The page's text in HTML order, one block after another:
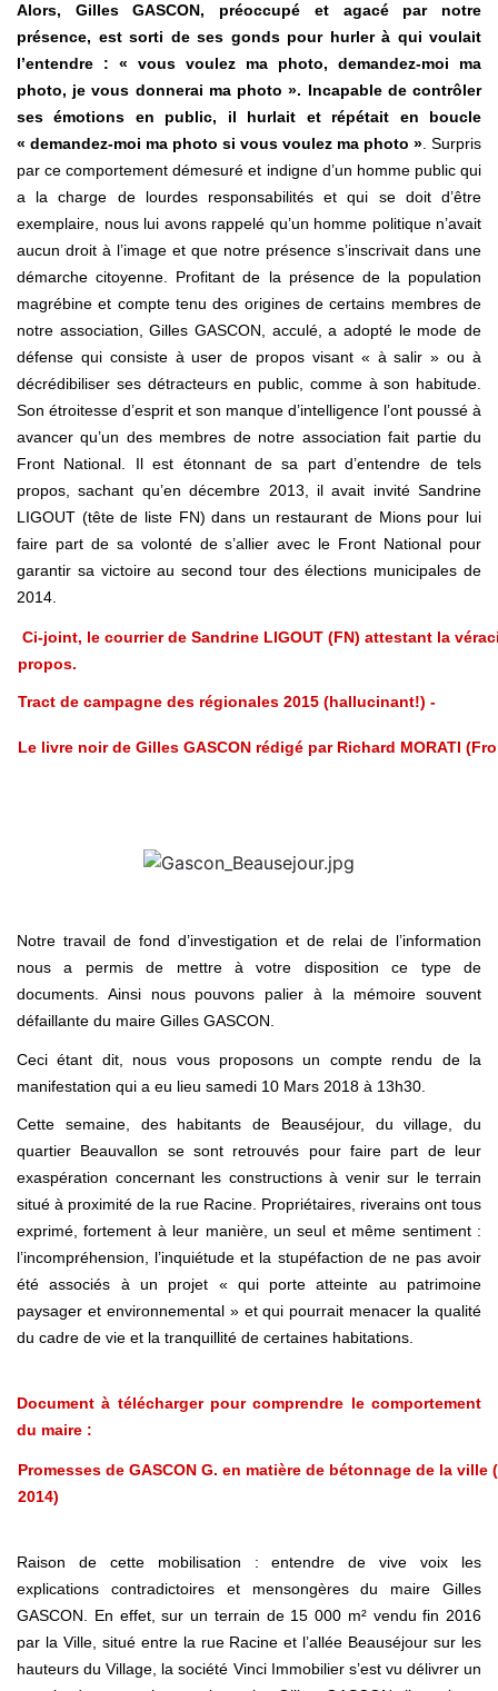
Alors, Gilles GASCON, préoccupé et agacé par notre
présence, est sorti de ses gonds pour hurler à qui voulait
l’entendre : « vous voulez ma photo, demandez-moi ma
photo, je vous donnerai ma photo ». Incapable de contrôler
ses émotions en public, il hurlait et répétait en boucle
« demandez-moi ma photo si vous voulez ma photo » . Surpris
par ce comportement démesuré et indigne d’un homme public qui
a la charge de lourdes responsabilités et qui se doit d’être
exemplaire, nous lui avons rappelé qu’un homme politique n’avait
aucun droit à l’image et que notre présence s’inscrivait dans une
démarche citoyenne. Profitant de la présence de la population
magrébine et compte tenu des origines de certains membres de
notre association, Gilles GASCON, acculé, a adopté le mode de
défense qui consiste à user de propos visant « à salir » ou à
décrédibiliser ses détracteurs en public, comme à son habitude.
Son étroitesse d’esprit et son manque d’intelligence l’ont poussé à
avancer qu’un des membres de notre association fait partie du
Front National. Il est étonnant de sa part d’entendre de tels
propos, sachant qu’en décembre 2013, il avait invité Sandrine
LIGOUT (tête de liste FN) dans un restaurant de Mions pour lui
faire part de sa volonté de s’allier avec le Front National pour
garantir sa victoire au second tour des élections municipales de
2014.
Ci-joint, le courrier de Sandrine LIGOUT (FN) attestant la
propos.
Tract de campagne des régionales 2015 (hallucinant!) -
Le livre noir de Gilles GASCON rédigé par Richard MORATI
Notre travail de fond d’investigation et de relai de l’information
nous a permis de mettre à votre disposition ce type de
documents. Ainsi nous pouvons palier à la mémoire souvent
défaillante du maire Gilles GASCON.
Ceci étant dit, nous vous proposons un compte rendu de la
manifestation qui a eu lieu samedi 10 Mars 2018 à 13h30.
Cette semaine, des habitants de Beauséjour, du village, du
quartier Beauvallon se sont retrouvés pour faire part de leur
exaspération concernant les constructions à venir sur le terrain
situé à proximité de la rue Racine. Propriétaires, riverains ont tous
exprimé, fortement à leur manière, un seul et même sentiment :
l’incompréhension, l’inquiétude et la stupéfaction de ne pas avoir
été associés à un projet « qui porte atteinte au patrimoine
paysager et environnemental » et qui pourrait menacer la qualité
du cadre de vie et la tranquillité de certaines habitations.
Document à télécharger pour comprendre le comportement
du maire :
Promesses de GASCON G. en matière de bétonnage de la ville
2014)
Raison de cette mobilisation : entendre de vive voix les
explications contradictoires et mensongères du maire Gilles
GASCON. En effet, sur un terrain de 15 000 m² vendu fin 2016
par la Ville, situé entre la rue Racine et l’allée Beauséjour sur les
hauteurs du Village, la société Vinci Immobilier s’est vu délivrer un